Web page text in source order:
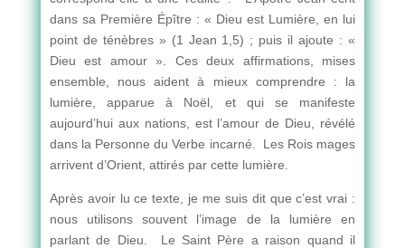
dans sa Première Épître : « Dieu est Lumière, en lui
point de ténèbres » (1 Jean 1,5) ; puis il ajoute : «
Dieu est amour ». Ces deux affirmations, mises
ensemble, nous aident à mieux comprendre : la
lumière, apparue à Noël, et qui se manifeste
aujourd’hui aux nations, est l’amour de Dieu, révélé
dans la Personne du Verbe incarné. Les Rois mages
arrivent d’Orient, attirés par cette lumière.
Après avoir lu ce texte, je me suis dit que c’est vrai :
nous utilisons souvent l’image de la lumière en
parlant de Dieu. Le Saint Père a raison quand il